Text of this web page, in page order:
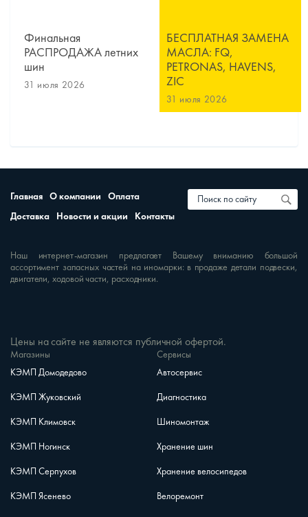
Финальная
РАСПРОДАЖА летних
шин
31 июля 2026
БЕСПЛАТНАЯ ЗАМЕНА
МАСЛА: FQ,
PETRONAS, HAVENS,
ZIC
31 июля 2026
Главная О компании
Оплата
Доставка
Новости и акции Контакты
Магазины
КЭМП Домодедово
КЭМП Жуковский
КЭМП Климовск
КЭМП Ногинск
КЭМП Серпухов
КЭМП Ясенево
Сервисы
Автосервис
Диагностика
Шиномонтаж
Хранение шин
Хранение велосипедов
Велоремонт
Наш интернет-магазин предлагает Вашему вниманию большой
ассортимент запасных частей на иномарки: в продаже детали подвески,
двигатели, ходовой части, расходники.
Цены на сайте не являются публичной офертой.